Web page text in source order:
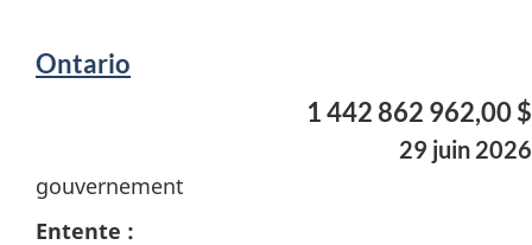
Ontario
1 442 862 962,00 $
29 juin 2026
gouvernement
Entente :